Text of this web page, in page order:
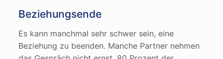
Beziehungsende
Es kann manchmal sehr schwer sein, eine
Beziehung zu beenden. Manche Partner nehmen